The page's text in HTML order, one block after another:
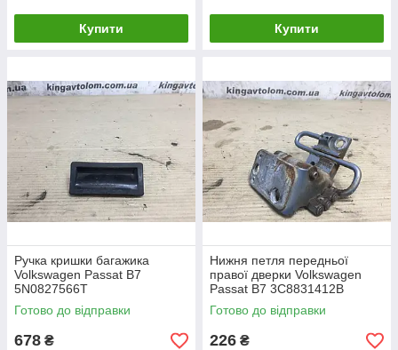
Купити Купити
Ручка кришки багажика
Volkswagen Passat B7
5N0827566T
Готово до відправки
678 ₴
Нижня петля передньої
правої дверки Volkswagen
Passat B7 3C8831412B
Готово до відправки
226 ₴